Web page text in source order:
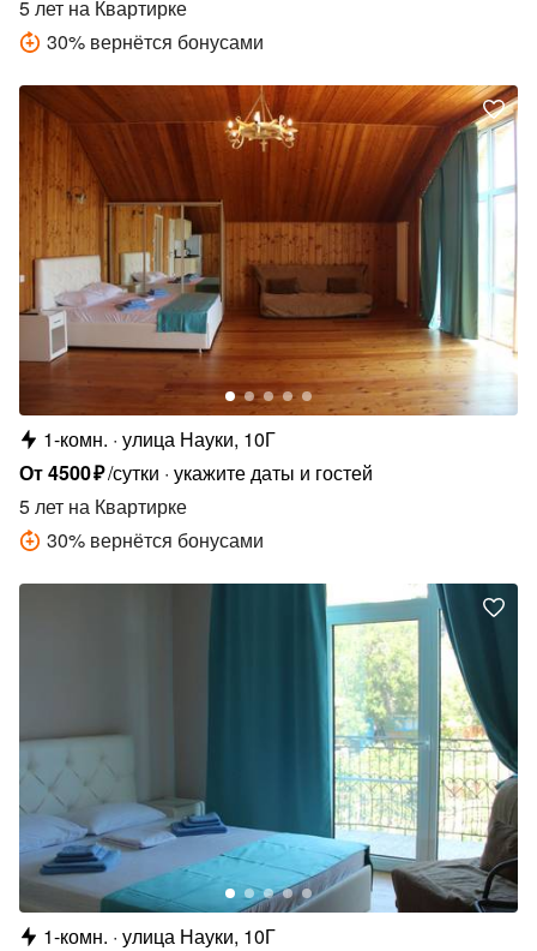
5 лет на Квартирке
30% вернётся бонусами
1-комн. улица Науки, 10Г
От4500₽/сутки укажите даты и гостей
5 лет на Квартирке
30% вернётся бонусами
1-комн. улица Науки, 10Г